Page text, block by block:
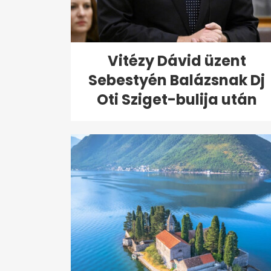
Vitézy Dávid üzent
Sebestyén Balázsnak Dj
Oti Sziget-bulija után